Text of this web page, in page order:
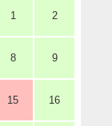
1 2
8 9
15 16